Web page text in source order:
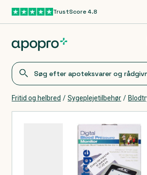
Gå til hovedindholdTrustScore 4.8
Fritid og helbred / Sygeplejetilbehør /